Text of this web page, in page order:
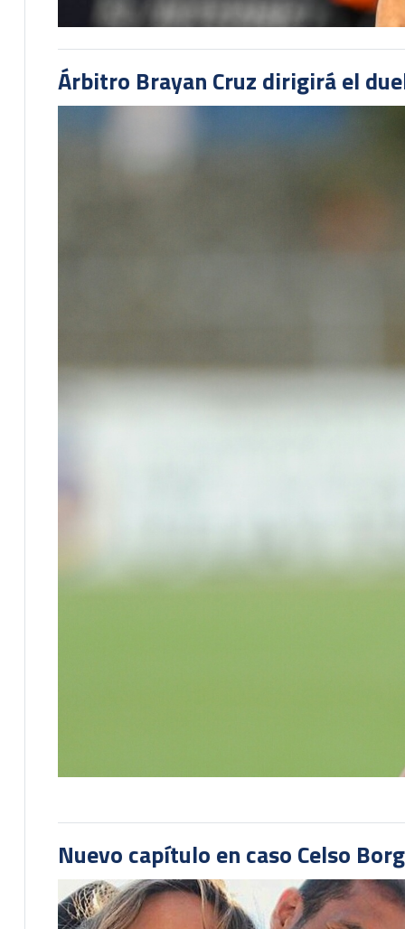
Árbitro Brayan Cruz dirigirá el
Nuevo capítulo en caso Celso